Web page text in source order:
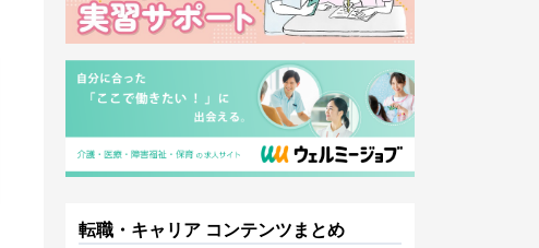
転職・キャリア コンテンツまとめ